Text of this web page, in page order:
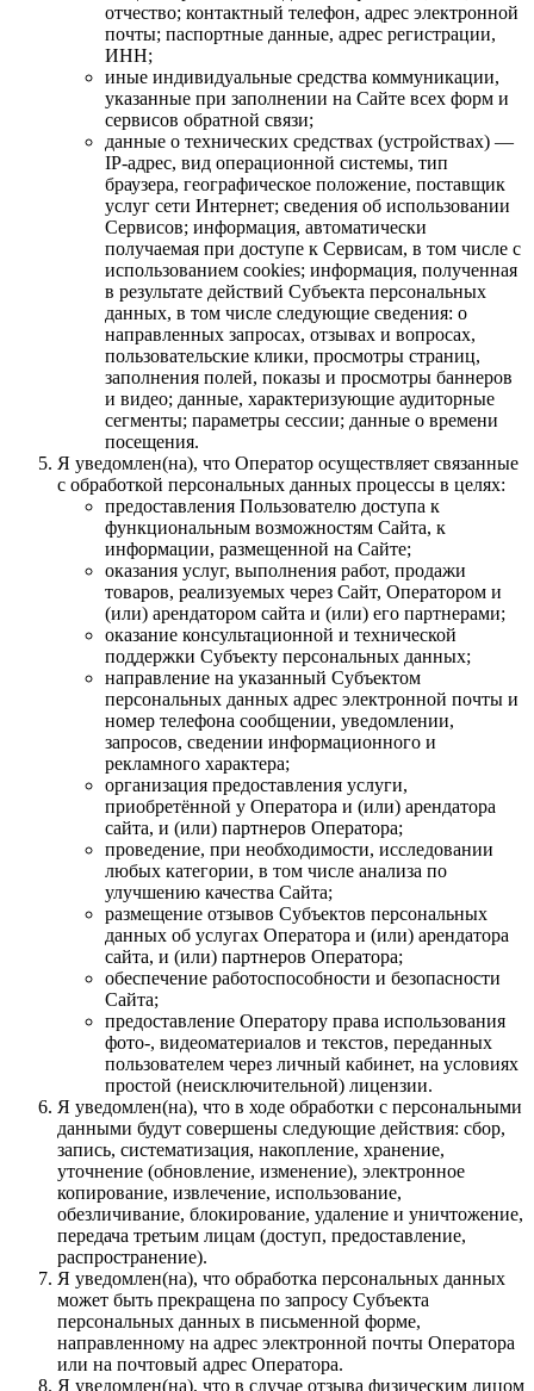
отчество; контактный телефон, адрес электронной
почты; паспортные данные, адрес регистрации,
ИНН;
иные индивидуальные средства коммуникации,
указанные при заполнении на Сайте всех форм и
сервисов обратной связи;
данные о технических средствах (устройствах) —
IP-адрес, вид операционной системы, тип
браузера, географическое положение, поставщик
услуг сети Интернет; сведения об использовании
Сервисов; информация, автоматически
получаемая при доступе к Сервисам, в том числе с
использованием cookies; информация, полученная
в результате действий Субъекта персональных
данных, в том числе следующие сведения: о
направленных запросах, отзывах и вопросах,
пользовательские клики, просмотры страниц,
заполнения полей, показы и просмотры баннеров
и видео; данные, характеризующие аудиторные
сегменты; параметры сессии; данные о времени
посещения.
Я уведомлен(на), что Оператор осуществляет связанные
с обработкой персональных данных процессы в целях:
предоставления Пользователю доступа к
функциональным возможностям Сайта, к
информации, размещенной на Сайте;
оказания услуг, выполнения работ, продажи
товаров, реализуемых через Сайт, Оператором и
(или) арендатором сайта и (или) его партнерами;
оказание консультационной и технической
поддержки Субъекту персональных данных;
направление на указанный Субъектом
персональных данных адрес электронной почты и
номер телефона сообщении, уведомлении,
запросов, сведении информационного и
рекламного характера;
организация предоставления услуги,
приобретённой у Оператора и (или) арендатора
сайта, и (или) партнеров Оператора;
проведение, при необходимости, исследовании
любых категории, в том числе анализа по
улучшению качества Сайта;
размещение отзывов Субъектов персональных
данных об услугах Оператора и (или) арендатора
сайта, и (или) партнеров Оператора;
обеспечение работоспособности и безопасности
Сайта;
предоставление Оператору права использования
фото-, видеоматериалов и текстов, переданных
пользователем через личный кабинет, на условиях
простой (неисключительной) лицензии.
Я уведомлен(на), что в ходе обработки с персональными
данными будут совершены следующие действия: сбор,
запись, систематизация, накопление, хранение,
уточнение (обновление, изменение), электронное
копирование, извлечение, использование,
обезличивание, блокирование, удаление и уничтожение,
передача третьим лицам (доступ, предоставление,
распространение).
Я уведомлен(на), что обработка персональных данных
может быть прекращена по запросу Субъекта
персональных данных в письменной форме,
направленному на адрес электронной почты Оператора
или на почтовый адрес Оператора.
Я уведомлен(на), что в случае отзыва физическим лицом